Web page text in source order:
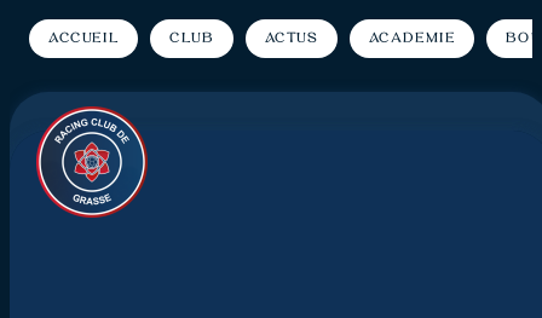
Accueil Club Actus Académie